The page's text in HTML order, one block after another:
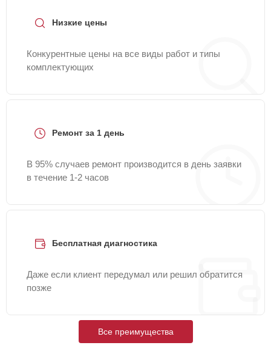
Низкие цены
Конкурентные цены на все виды работ и типы
комплектующих
Ремонт за 1 день
В 95% случаев ремонт производится в день заявки
в течение 1-2 часов
Бесплатная диагностика
Даже если клиент передумал или решил обратится
позже
Все преимущества